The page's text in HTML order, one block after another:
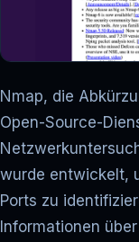
Nmap, die
Open-Source-
wurde entwickelt,
Ports zu
Informationen